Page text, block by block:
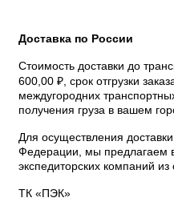
Доставка по России
Стоимость доставки до
600,00 ₽, срок отгрузки
междугородних
получения груза в вашем
Для осуществления
Федерации, мы предлагаем
экспедиторских компаний из
ТК «ПЭК»